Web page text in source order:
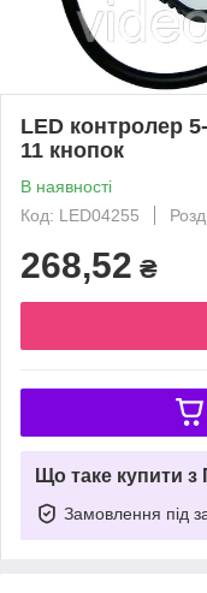
LED контролер
11 кнопок
В наявності
Код: LED04255
268,52 ₴
Що таке купити
Замовлення під